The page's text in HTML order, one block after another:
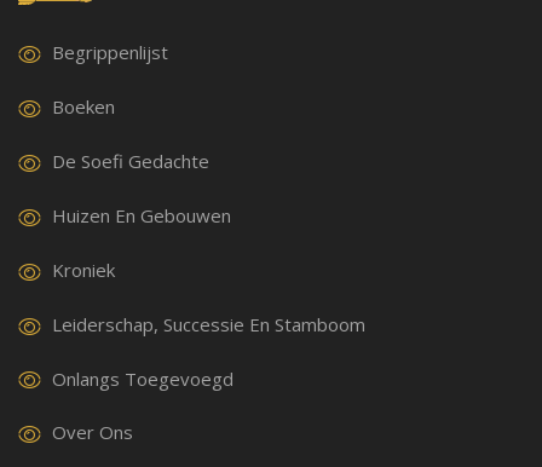
Begrippenlijst
Boeken
De Soefi Gedachte
Huizen En Gebouwen
Kroniek
Leiderschap, Successie En Stamboom
Onlangs Toegevoegd
Over Ons